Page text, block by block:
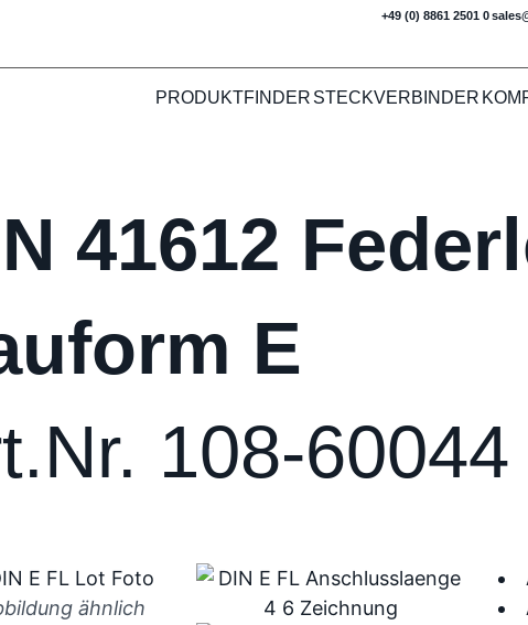
+49 (0) 8861 2501 0
PRODUKTFINDER STECKVERBINDER
41612
E
108-60044
ähnlich